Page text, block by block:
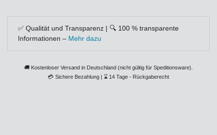
✅ Qualität und Transparenz | 🔍 100 % transparente
Informationen – Mehr dazu
🚚 Kostenloser Versand in Deutschland (nicht gültig für Speditionsware).
💳 Sichere Bezahlung | ⌛ 14 Tage - Rückgaberecht